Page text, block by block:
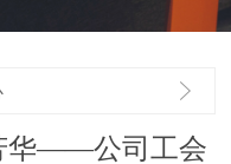
华——公司工会